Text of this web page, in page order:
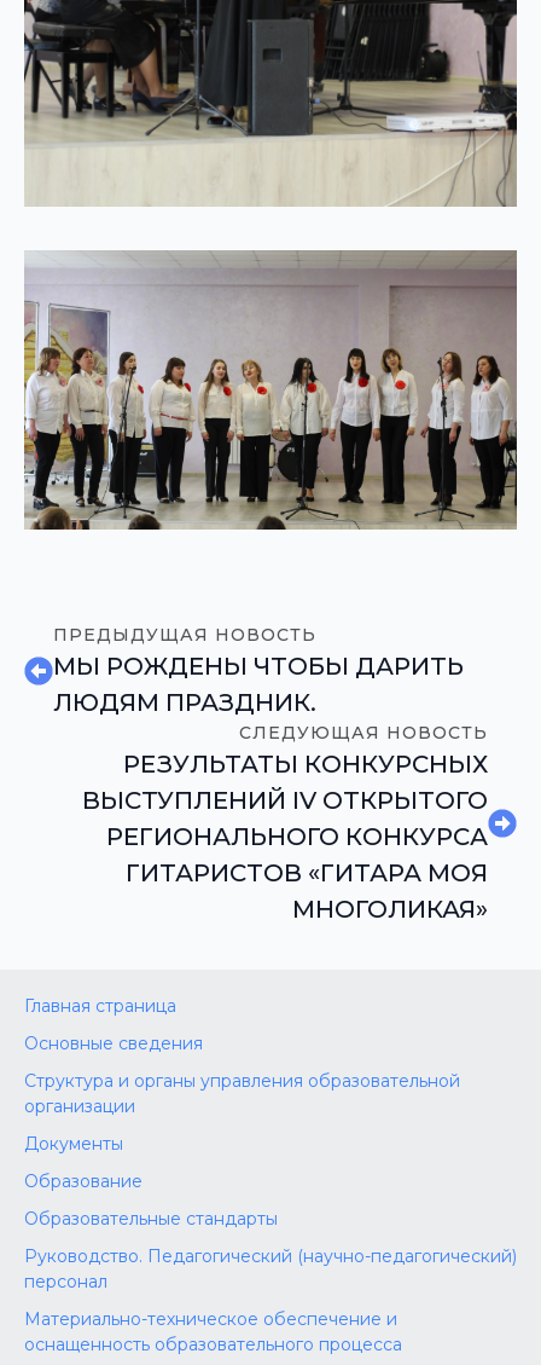
ПРЕДЫДУЩАЯ НОВОСТЬ
МЫ РОЖДЕНЫ ЧТОБЫ ДАРИТЬ
ЛЮДЯМ ПРАЗДНИК.
СЛЕДУЮЩАЯ НОВОСТЬ
РЕЗУЛЬТАТЫ КОНКУРСНЫХ
ВЫСТУПЛЕНИЙ IV ОТКРЫТОГО
РЕГИОНАЛЬНОГО КОНКУРСА
ГИТАРИСТОВ «ГИТАРА МОЯ
МНОГОЛИКАЯ»
Главная страница
Основные сведения
Структура и органы управления образовательной
организации
Документы
Образование
Образовательные стандарты
Руководство. Педагогический (научно-педагогический)
персонал
Материально-техническое обеспечение и
оснащенность образовательного процесса